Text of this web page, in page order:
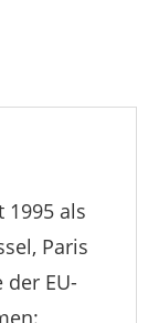
1995 als
Paris
EU-